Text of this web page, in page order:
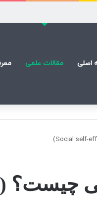
است
اصلی مقالات علمی